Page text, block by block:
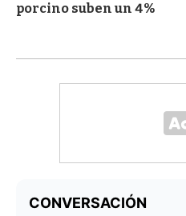
porcino suben un 4%